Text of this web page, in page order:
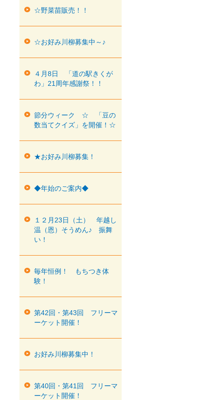
☆野菜苗販売！！
☆お好み川柳募集中～♪
４月8日 「道の駅きくが
わ」21周年感謝祭！！
節分ウィーク ☆ 「豆の
数当てクイズ」を開催！☆
★お好み川柳募集！
◆年始のご案内◆
１２月23日（土） 年越し
温（恩）そうめん♪ 振舞
い！
毎年恒例！ もちつき体
験！
第42回・第43回 フリーマ
ーケット開催！
お好み川柳募集中！
第40回・第41回 フリーマ
ーケット開催！